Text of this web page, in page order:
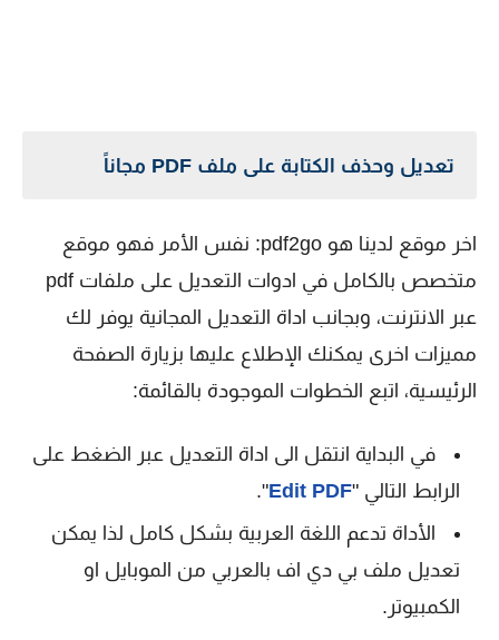
تعديل وحذف الكتابة على ملف PDF مجاناً
اخر موقع لدينا هو pdf2go: نفس الأمر فهو موقع
متخصص بالكامل في ادوات التعديل على ملفات pdf
عبر الانترنت، وبجانب اداة التعديل المجانية يوفر لك
مميزات اخرى يمكنك الإطلاع عليها بزيارة الصفحة
الرئيسية، اتبع الخطوات الموجودة بالقائمة:
في البداية انتقل الى اداة التعديل عبر الضغط على
الرابط التالي "Edit PDF
".
الأداة تدعم اللغة العربية بشكل كامل لذا يمكن
تعديل ملف بي دي اف بالعربي من الموبايل او
الكمبيوتر.